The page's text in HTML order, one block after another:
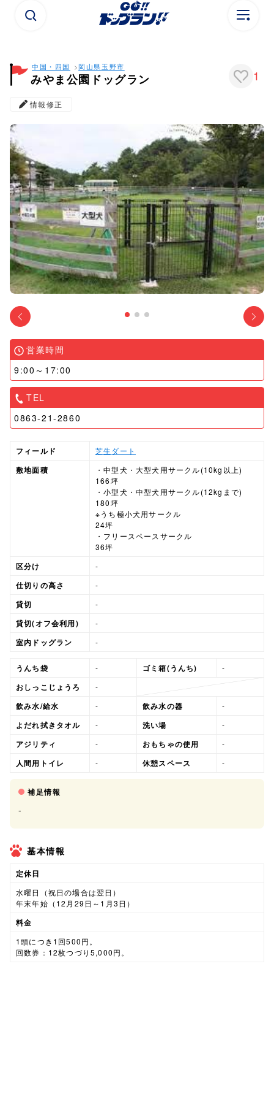
中国・四国 岡山県玉野市
みやま公園ドッグラン 1
情報修正
営業時間
9:00～17:00
TEL
0863-21-2860
フィールド 芝生ダート
敷地面積
・中型犬・大型犬用サークル(10kg以上)
166坪
・小型犬・中型犬用サークル(12kgまで)
180坪
※うち極小犬用サークル
24坪
・フリースペースサークル
36坪
区分け -
仕切りの高さ -
貸切 -
貸切(オフ会利用) -
室内ドッグラン -
うんち袋 - ゴミ箱(うんち) -
おしっこじょうろ -
飲み水/給水 - 飲み水の器 -
よだれ拭きタオル - 洗い場 -
アジリティ - おもちゃの使用 -
人間用トイレ - 休憩スペース -
補足情報
-
基本情報
定休日
水曜日（祝日の場合は翌日）
年末年始（12月29日～1月3日）
料金
1頭につき1回500円。
回数券：12枚つづり5,000円。